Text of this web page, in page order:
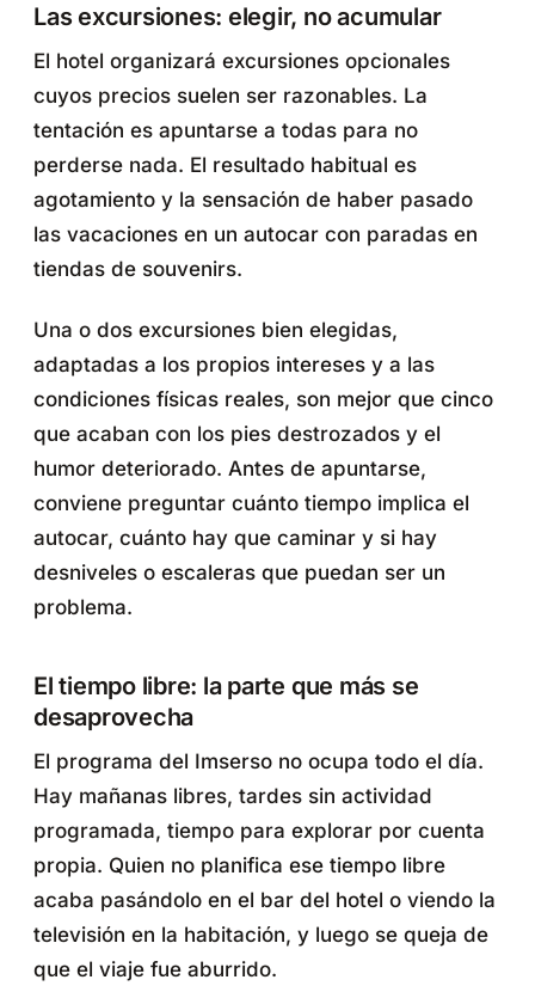
Las excursiones: elegir, no acumular
El hotel organizará excursiones opcionales
cuyos precios suelen ser razonables. La
tentación es apuntarse a todas para no
perderse nada. El resultado habitual es
agotamiento y la sensación de haber pasado
las vacaciones en un autocar con paradas en
tiendas de souvenirs.
Una o dos excursiones bien elegidas,
adaptadas a los propios intereses y a las
condiciones físicas reales, son mejor que cinco
que acaban con los pies destrozados y el
humor deteriorado. Antes de apuntarse,
conviene preguntar cuánto tiempo implica el
autocar, cuánto hay que caminar y si hay
desniveles o escaleras que puedan ser un
problema.
El tiempo libre: la parte que más se
desaprovecha
El programa del Imserso no ocupa todo el día.
Hay mañanas libres, tardes sin actividad
programada, tiempo para explorar por cuenta
propia. Quien no planifica ese tiempo libre
acaba pasándolo en el bar del hotel o viendo la
televisión en la habitación, y luego se queja de
que el viaje fue aburrido.